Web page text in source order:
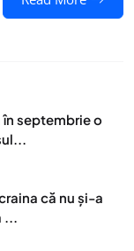
septembrie o
că nu și-a
...